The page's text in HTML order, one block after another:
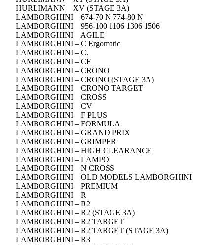
HURLIMANN – XV (STAGE 3A)
LAMBORGHINI – 674-70 N 774-80 N
LAMBORGHINI – 956-100 1106 1306 1506
LAMBORGHINI – AGILE
LAMBORGHINI – C Ergomatic
LAMBORGHINI – C.
LAMBORGHINI – CF
LAMBORGHINI – CRONO
LAMBORGHINI – CRONO (STAGE 3A)
LAMBORGHINI – CRONO TARGET
LAMBORGHINI – CROSS
LAMBORGHINI – CV
LAMBORGHINI – F PLUS
LAMBORGHINI – FORMULA
LAMBORGHINI – GRAND PRIX
LAMBORGHINI – GRIMPER
LAMBORGHINI – HIGH CLEARANCE
LAMBORGHINI – LAMPO
LAMBORGHINI – N CROSS
LAMBORGHINI – OLD MODELS LAMBORGHINI
LAMBORGHINI – PREMIUM
LAMBORGHINI – R
LAMBORGHINI – R2
LAMBORGHINI – R2 (STAGE 3A)
LAMBORGHINI – R2 TARGET
LAMBORGHINI – R2 TARGET (STAGE 3A)
LAMBORGHINI – R3